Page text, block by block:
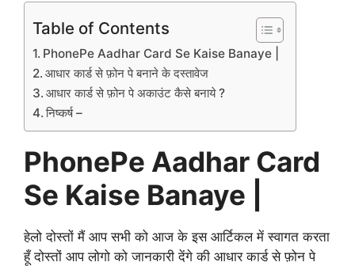
Table of Contents
PhonePe Aadhar Card Se Kaise Banaye |
आधार कार्ड से फ़ोन पे बनाने के दस्तावेज
आधार कार्ड से फ़ोन पे अकाउंट कैसे बनाये ?
निष्कर्ष –
PhonePe Aadhar Card
Se Kaise Banaye |
हेलो दोस्तों मैं आप सभी को आज के इस आर्टिकल में स्वागत करता
हूँ दोस्तों आप लोगो को जानकारी देंगे की आधार कार्ड से फ़ोन पे